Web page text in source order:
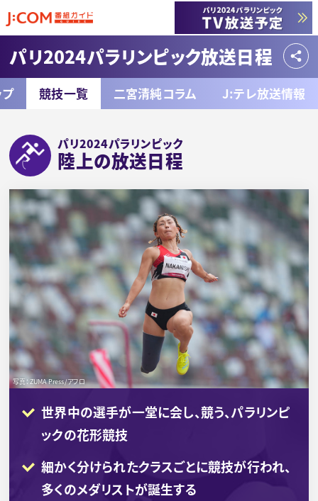
パリ2024パラリンピック放送日程
競技一覧 二宮清純コラム J:テレ放送情報
パリ2024パラリンピック
陸上の放送日程
写真：ZUMA Press/アフロ
世界中の選手が一堂に会し、競う、パラリンピ
ックの花形競技
細かく分けられたクラスごとに競技が行われ、
多くのメダリストが誕生する